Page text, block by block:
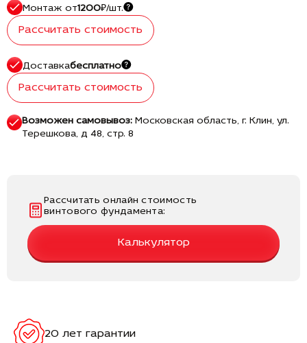
Монтаж от1200₽/шт.
Рассчитать стоимость
Доставкабесплатно
Рассчитать стоимость
Возможен самовывоз:Московская область, г. Клин, ул.
Терешкова, д 48, стр. 8
Рассчитать онлайн стоимость
винтового фундамента:
Калькулятор
20 лет гарантии